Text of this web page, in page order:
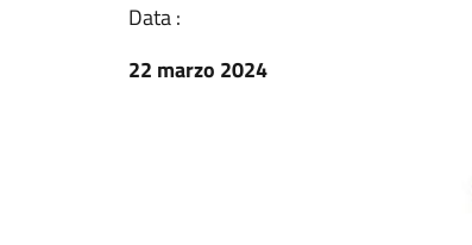
Data :
22 marzo 2024